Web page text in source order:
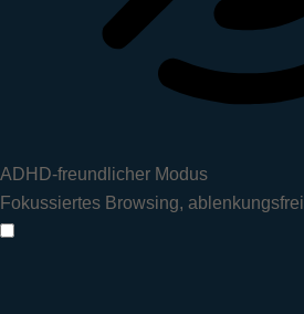
ADHD-freundlicher Modus
Fokussiertes Browsing, ablenkungsfrei
ADHD-freundlicher Modus